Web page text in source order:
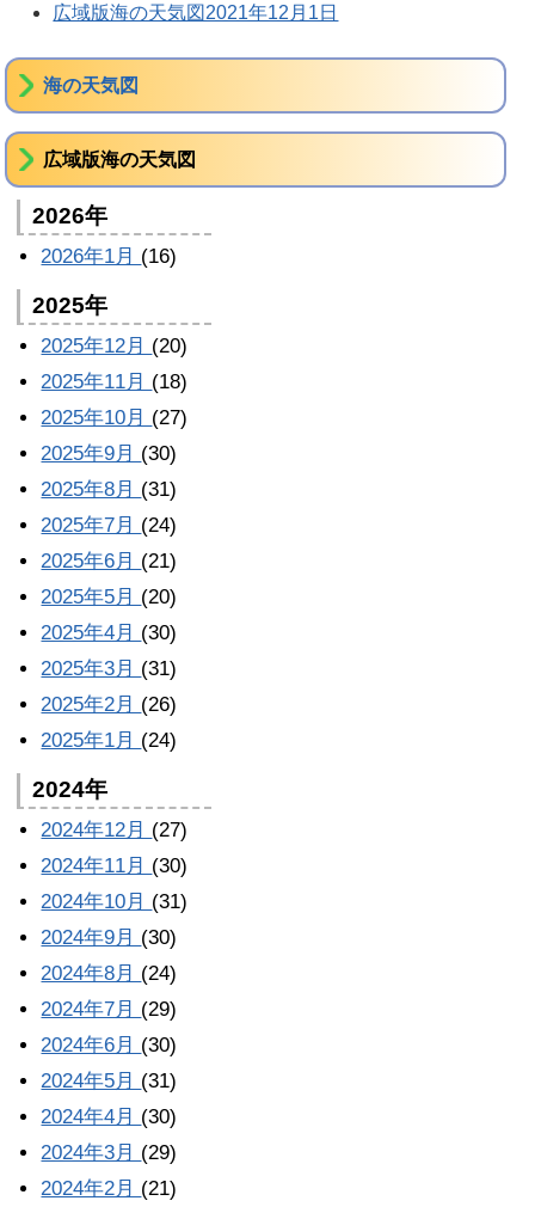
広域版海の天気図2021年12月1日
海の天気図
広域版海の天気図
2026年
2026年1月 (16)
2025年
2025年12月 (20)
2025年11月 (18)
2025年10月 (27)
2025年9月 (30)
2025年8月 (31)
2025年7月 (24)
2025年6月 (21)
2025年5月 (20)
2025年4月 (30)
2025年3月 (31)
2025年2月 (26)
2025年1月 (24)
2024年
2024年12月 (27)
2024年11月 (30)
2024年10月 (31)
2024年9月 (30)
2024年8月 (24)
2024年7月 (29)
2024年6月 (30)
2024年5月 (31)
2024年4月 (30)
2024年3月 (29)
2024年2月 (21)